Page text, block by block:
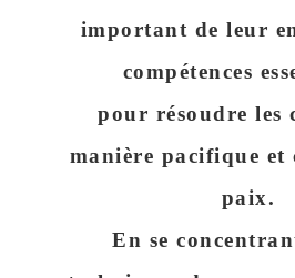
important de leur
compétences
pour résoudre les
manière pacifique et
paix.
En se